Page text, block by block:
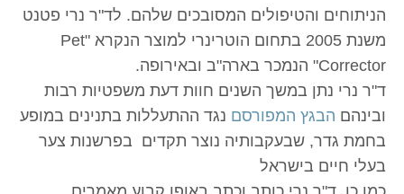
הניתוחים והטיפולים המסובכים שלהם. לד"ר נרי פטנט
משנת 2005 בתחום הוטרינרי למוצר הנקרא "Pet
Corrector" הנמכר בארה"ב ובאירופה.
ד"ר נרי נתן במשך השנים חוות דעת משפטיות רבות
ובינהם הבגץ המפורסם נגד ההתעללות בתנינים במופע
בחמת גדר, שבעקבותיה נוצר תקדים בפרשנות צער
בעלי חיים בישראל